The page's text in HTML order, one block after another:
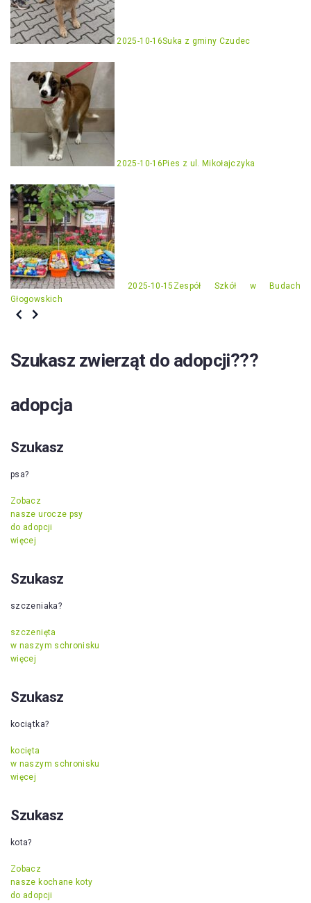
2025-10-16Suka z gminy Czudec
2025-10-16 Pies z ul. Mikołajczyka
2025-10-15 Zespół Szkół w Budach
Głogowskich
Szukasz zwierząt do adopcji???
adopcja
Szukasz
psa?
Zobacz
nasze urocze psy
do adopcji
więcej
Szukasz
szczeniaka?
szczenięta
w naszym schronisku
więcej
Szukasz
kociątka?
kocięta
w naszym schronisku
więcej
Szukasz
kota?
Zobacz
nasze kochane koty
do adopcji